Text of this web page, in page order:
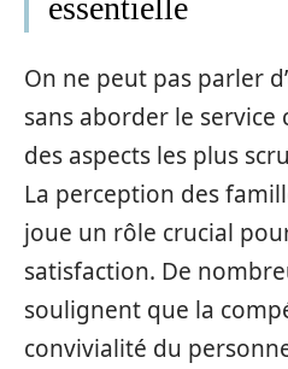
On ne peut pas parler
sans aborder le service
des aspects les plus
La perception des
joue un rôle crucial
satisfaction. De
soulignent que la
convivialité du